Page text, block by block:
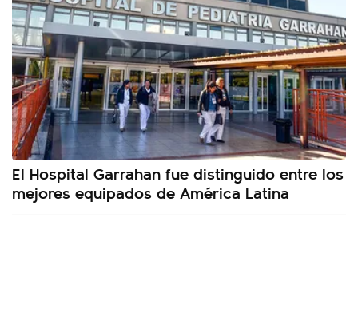
El Hospital Garrahan fue distinguido entre los
mejores equipados de América Latina